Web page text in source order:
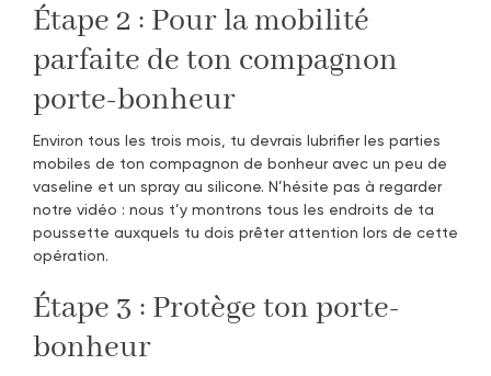
Étape 2 : Pour la mobilité
parfaite de ton compagnon
porte-bonheur
Environ tous les trois mois, tu devrais lubrifier les parties
mobiles de ton compagnon de bonheur avec un peu de
vaseline et un spray au silicone. N’hésite pas à regarder
notre vidéo : nous t’y montrons tous les endroits de ta
poussette auxquels tu dois prêter attention lors de cette
opération.
Étape 3 : Protège ton porte-
bonheur